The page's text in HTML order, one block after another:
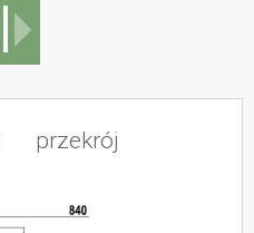
przekrój